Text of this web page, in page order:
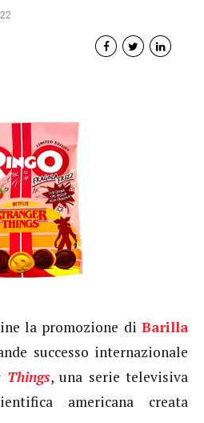
la promozione di Barilla
successo internazionale
Things, una serie televisiva
americana creata